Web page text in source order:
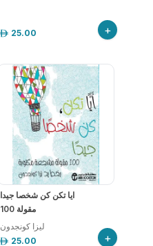
25.00 +
ايا تكن كن شخصا جيدا
100 مقولة
25.00
+